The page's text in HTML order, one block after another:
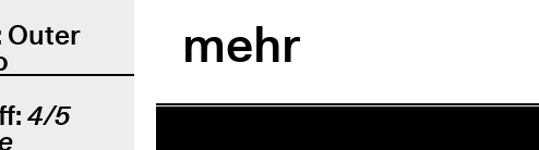
Outer
4/5
mehr